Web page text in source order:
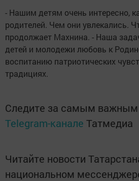
- Нашим детям очень интересно,
родителей. Чем они увлекались.
продолжает Махнина. - Наша
детей и молодежи любовь к
воспитанию патриотических
традициях.
Следите за самым
Telegram-канале Татмедиа
Читайте новости
национальном